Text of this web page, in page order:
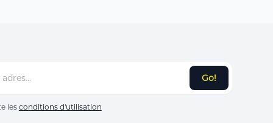
Go!
lesconditions d'utilisation